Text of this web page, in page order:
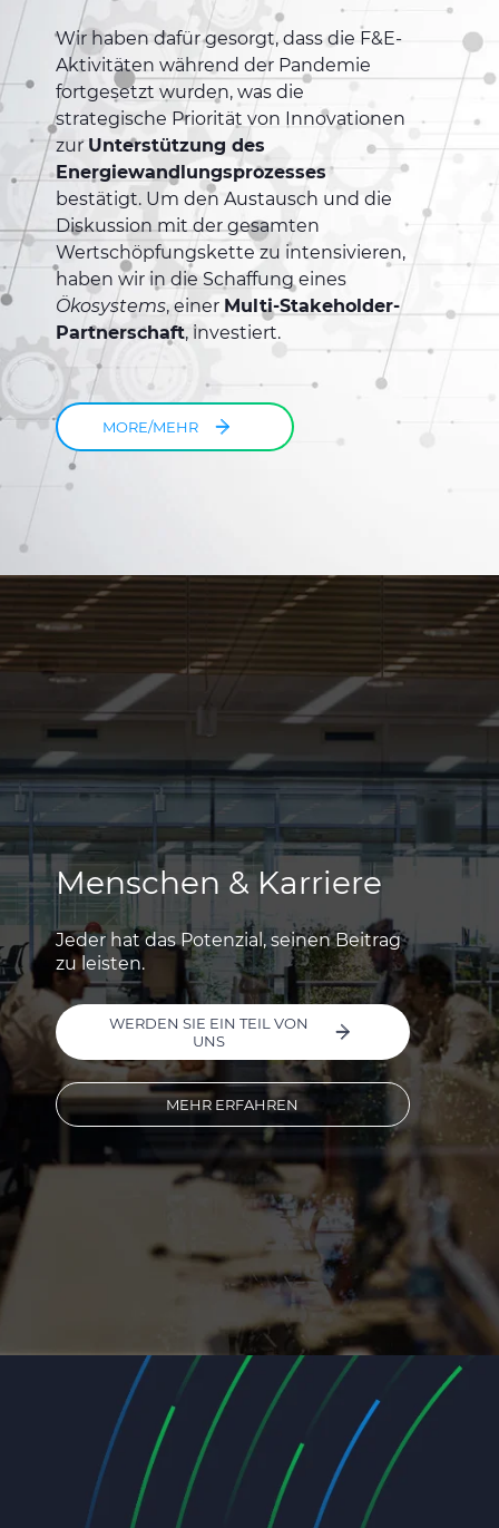
Wir haben dafür gesorgt, dass die F&E-
Aktivitäten während der Pandemie
fortgesetzt wurden, was die
strategische Priorität von Innovationen
zur Unterstützung des
Energiewandlungsprozesses
bestätigt. Um den Austausch und die
Diskussion mit der gesamten
Wertschöpfungskette zu intensivieren,
haben wir in die Schaffung eines
Ökosystems, einer Multi-Stakeholder-
Partnerschaft, investiert.
MORE/MEHR
Menschen & Karriere
Jeder hat das Potenzial, seinen Beitrag
zu leisten.
WERDEN SIE EIN TEIL VON
UNS
MEHR ERFAHREN